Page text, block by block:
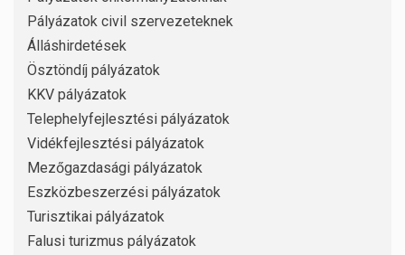
Pályázatok civil szervezeteknek
Álláshirdetések
Ösztöndíj pályázatok
KKV pályázatok
Telephelyfejlesztési pályázatok
Vidékfejlesztési pályázatok
Mezőgazdasági pályázatok
Eszközbeszerzési pályázatok
Turisztikai pályázatok
Falusi turizmus pályázatok